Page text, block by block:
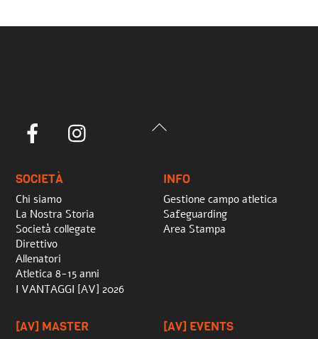
Back
Facebook
SOCIETÀ
Chi siamo
La Nostra Storia
Società collegate
Direttivo
Allenatori
Atletica 8-15 anni
I VANTAGGI [AV] 2026
INFO
Gestione campo atletica
Safeguarding
Area Stampa
[AV] MASTER [AV] EVENTS